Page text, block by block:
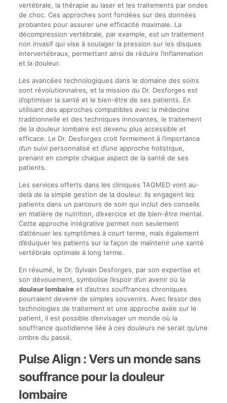
vertébrale, la thérapie au laser et les traitements par ondes
de choc. Ces approches sont fondées sur des données
probantes pour assurer une efficacité maximale. La
décompression vertébrale, par exemple, est un traitement
non invasif qui vise à soulager la pression sur les disques
intervertébraux, permettant ainsi de réduire l’inflammation
et la douleur.
Les avancées technologiques dans le domaine des soins
sont révolutionnaires, et la mission du Dr. Desforges est
d’optimiser la santé et le bien-être de ses patients. En
utilisant des approches compatibles avec la médecine
traditionnelle et des techniques innovantes, le traitement
de la douleur lombaire est devenu plus accessible et
efficace. Le Dr. Desforges croit fermement à l’importance
d’un suivi personnalisé et d’une approche holistique,
prenant en compte chaque aspect de la santé de ses
patients.
Les services offerts dans les cliniques TAGMED vont au-
delà de la simple gestion de la douleur. Ils engagent les
patients dans un parcours de soin qui inclut des conseils
en matière de nutrition, d’exercice et de bien-être mental.
Cette approche intégrative permet non seulement
d’atténuer les symptômes à court terme, mais également
d’éduquer les patients sur la façon de maintenir une santé
vertébrale optimale à long terme.
En résumé, le Dr. Sylvain Desforges, par son expertise et
son dévouement, symbolise l’espoir d’un avenir où la
douleur lombaireet d’autres souffrances chroniques
pourraient devenir de simples souvenirs. Avec l’essor des
technologies de traitement et une approche axée sur le
patient, il est possible d’envisager un monde où la
souffrance quotidienne liée à ces douleurs ne serait qu’une
ombre du passé.
Pulse Align : Vers un monde sans
souffrance pour la douleur
lombaire